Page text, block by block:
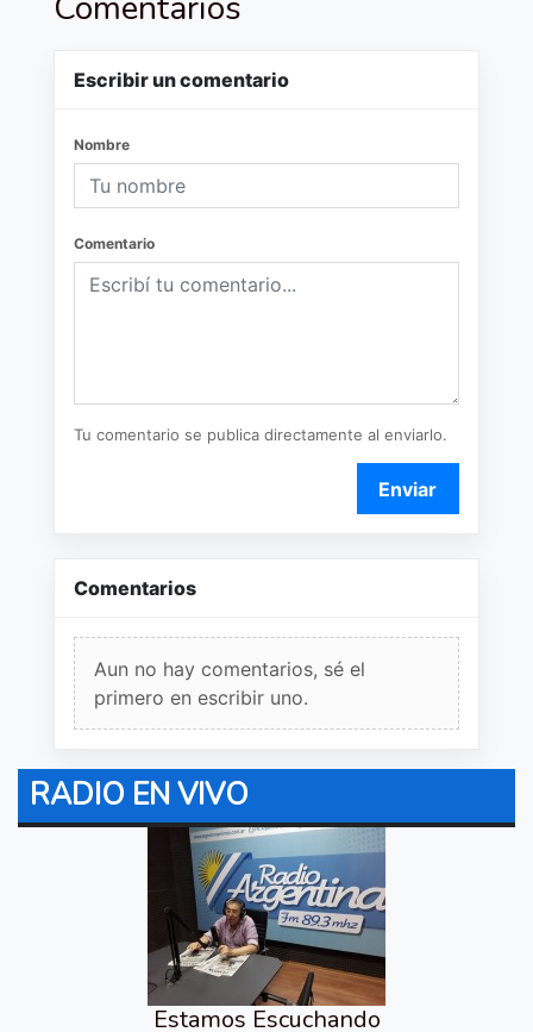
Escribir un comentario
Nombre
Comentario
Tu comentario se publica directamente al enviarlo.
Enviar
Comentarios
Aun no hay comentarios, sé el
primero en escribir uno.
RADIO EN VIVO
Estamos Escuchando